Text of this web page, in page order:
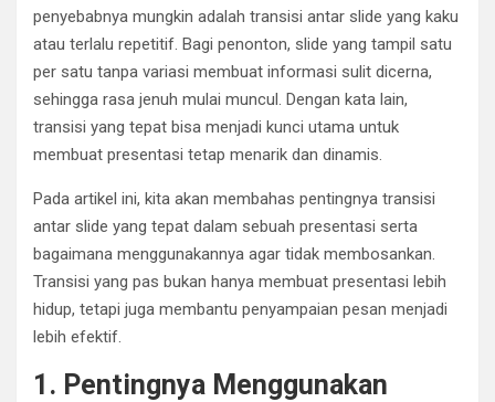
penyebabnya mungkin adalah transisi antar slide yang kaku
atau terlalu repetitif. Bagi penonton, slide yang tampil satu
per satu tanpa variasi membuat informasi sulit dicerna,
sehingga rasa jenuh mulai muncul. Dengan kata lain,
transisi yang tepat bisa menjadi kunci utama untuk
membuat presentasi tetap menarik dan dinamis.
Pada artikel ini, kita akan membahas pentingnya transisi
antar slide yang tepat dalam sebuah presentasi serta
bagaimana menggunakannya agar tidak membosankan.
Transisi yang pas bukan hanya membuat presentasi lebih
hidup, tetapi juga membantu penyampaian pesan menjadi
lebih efektif.
1. Pentingnya Menggunakan